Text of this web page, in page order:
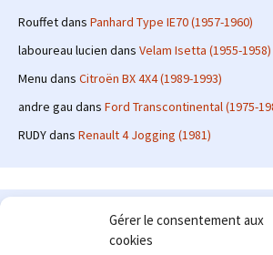
Gérer le consentement aux
cookies
Rouffetdans Panhard Type IE70 (1957-1960)
laboureau lucien dans Velam Isetta (1955-1958)
Menu dans Citroën BX 4X4 (1989-1993)
andre gau dans Ford Transcontinental (1975-
RUDYdans Renault 4 Jogging (1981)
Le site en quelques mots
: passionné d'automobile